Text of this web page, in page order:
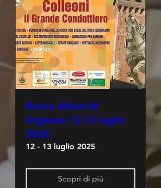
Rocca Albani di
Urgnano 12-13 luglio
2025
12 - 13 luglio 2025
Scopri di più